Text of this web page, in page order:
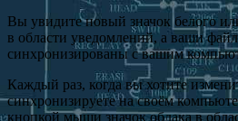
Вы увидите новый значок белого
в области уведомлений, а ваши
синхронизированы с вашим
Каждый раз, когда вы хотите
синхронизируете на своём
кнопкой мыши значок облака в